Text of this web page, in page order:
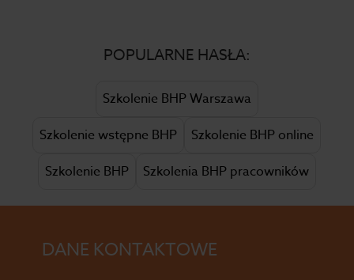
POPULARNE HASŁA:
Szkolenie BHP Warszawa
Szkolenie wstępne BHP
Szkolenie BHP online
Szkolenie BHP
Szkolenia BHP pracowników
DANE KONTAKTOWE